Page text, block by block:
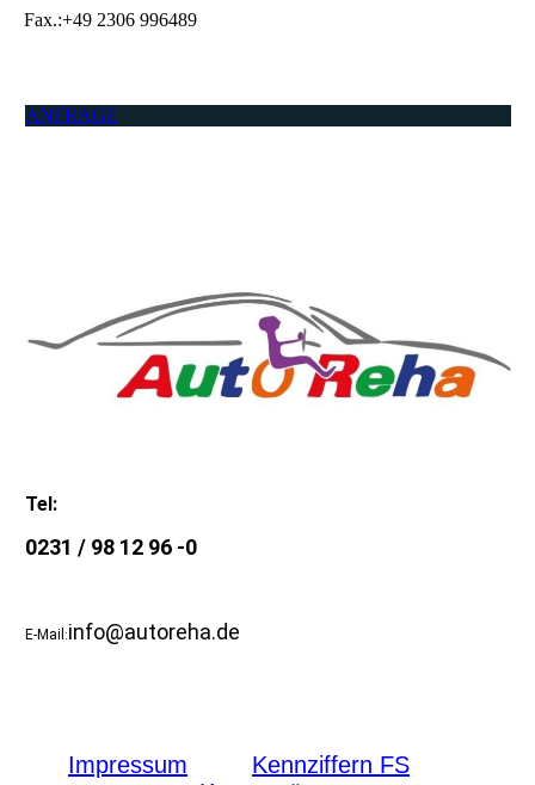
Fax.:+49 2306 996489
ANFRAGE
Tel:
0231 / 98 12 96 -0
E-Mail :info@autoreha.de
Impressum
Kennziffern FS